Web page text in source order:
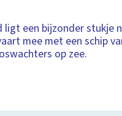
ligt een bijzonder stukje
mee met een schip
op zee.